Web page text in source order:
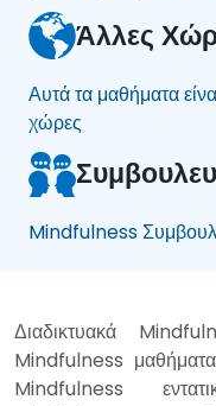
Άλλες
Αυτά τα μαθήματα
χώρες
Mindfulness
Διαδικτυακά
Mindfulness
Mindfulness